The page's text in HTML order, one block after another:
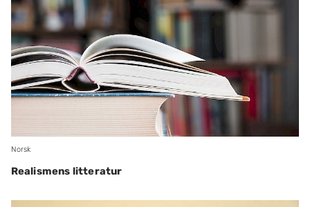
Norsk
Realismens litteratur